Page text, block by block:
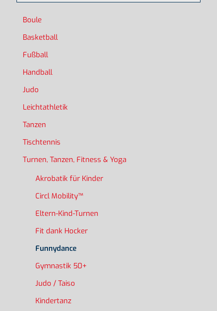
Boule
Basketball
Fußball
Handball
Judo
Leichtathletik
Tanzen
Tischtennis
Turnen, Tanzen, Fitness & Yoga
Akrobatik für Kinder
Circl Mobility™
Eltern-Kind-Turnen
Fit dank Hocker
Funnydance
Gymnastik 50+
Judo / Taiso
Kindertanz